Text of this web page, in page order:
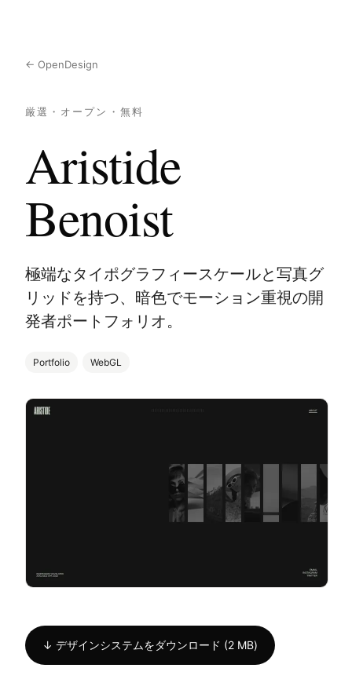
← OpenDesign
厳選・オープン・無料
Aristide
Benoist
極端なタイポグラフィースケールと写真グ
リッドを持つ、暗色でモーション重視の開
発者ポートフォリオ。
Portfolio WebGL
↓ デザインシステムをダウンロード (2 MB)